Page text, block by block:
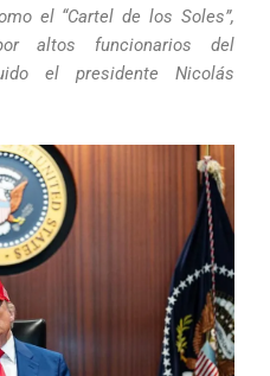
el “Cartel de los Soles”,
altos funcionarios del
el presidente Nicolás